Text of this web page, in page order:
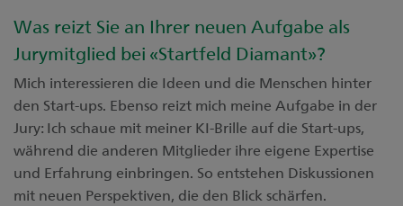
Was reizt Sie an Ihrer neuen Aufgabe als
Jurymitglied bei «Startfeld Diamant»?
Mich interessieren die Ideen und die Menschen hinter
den Start-ups. Ebenso reizt mich meine Aufgabe in der
Jury: Ich schaue mit meiner KI-Brille auf die Start-ups,
während die anderen Mitglieder ihre eigene Expertise
und Erfahrung einbringen. So entstehen Diskussionen
mit neuen Perspektiven, die den Blick schärfen.